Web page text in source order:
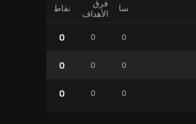
سا
فرق
الأهداف
نقاط
0
0
0
0
0
0
0
0
0